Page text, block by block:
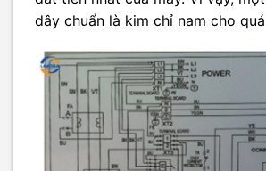
dây chuẩn là kim chỉ nam cho